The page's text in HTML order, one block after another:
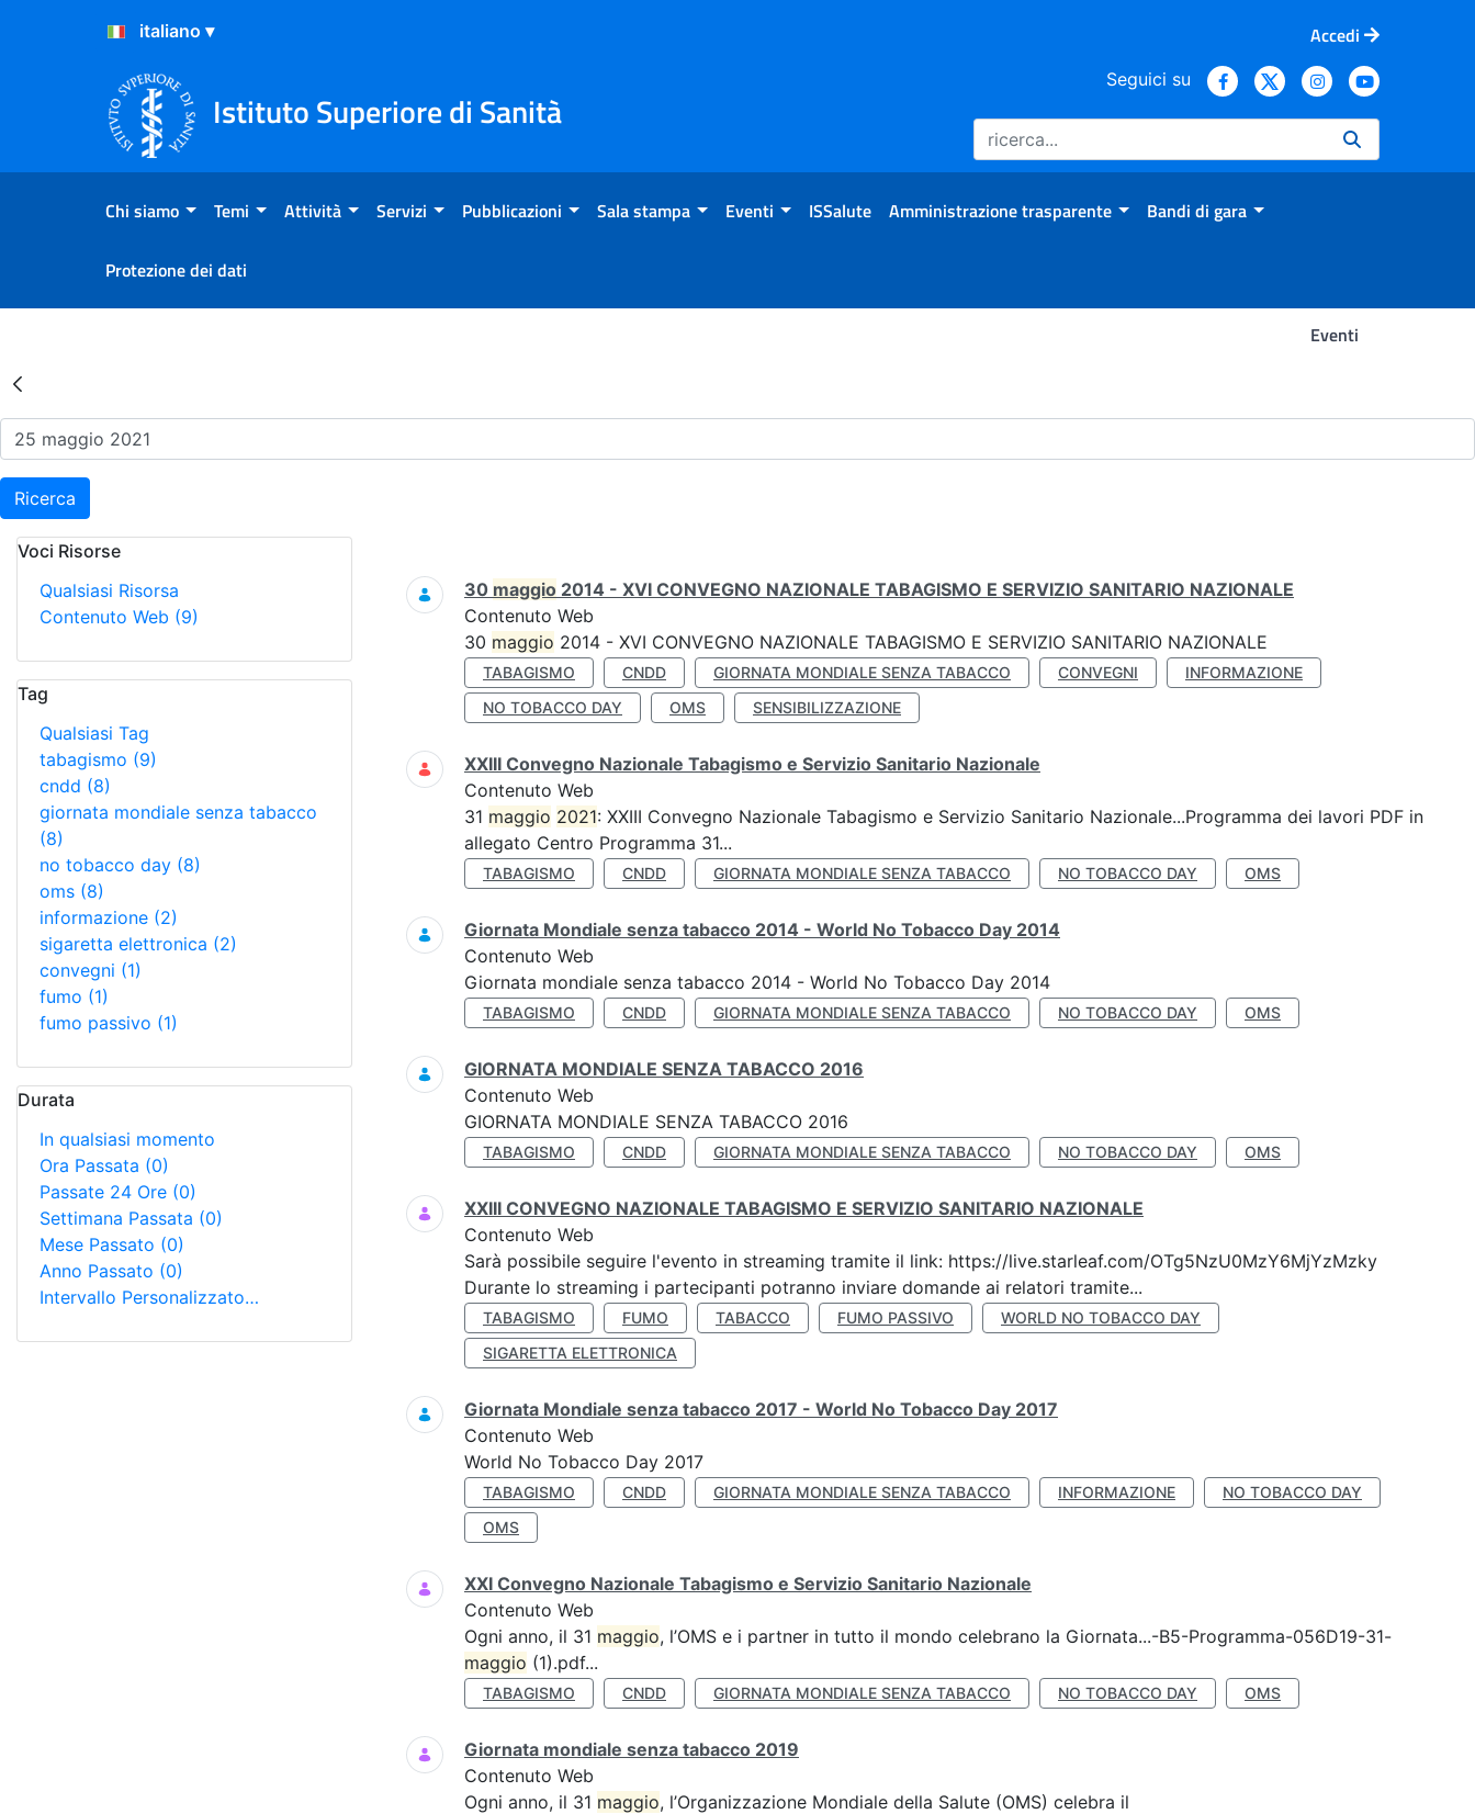
Salta al Contenuto
Salta al Footer
Accedi
Istituto Superiore di Sanità
Seguici su
Chi siamo Temi Attività Servizi Pubblicazioni Sala stampa Eventi ISSalute Amministrazione trasparente Bandi di gara
Protezione dei dati
Eventi
Risultati della Ricerca - Eventi
Ricerca
Voci Risorse
Qualsiasi Risorsa
Contenuto Web (9)
Tag
Qualsiasi Tag
tabagismo (9)
cndd (8)
giornata mondiale senza tabacco
(8)
no tobacco day (8)
oms (8)
informazione (2)
sigaretta elettronica (2)
convegni (1)
fumo (1)
fumo passivo (1)
Durata
In qualsiasi momento
Ora Passata (0)
Passate 24 Ore (0)
Settimana Passata (0)
Mese Passato (0)
Anno Passato (0)
Intervallo Personalizzato…
Ricerca
30 maggio 2014 - XVI CONVEGNO NAZIONALE TABAGISMO E SERVIZIO SANITARIO NAZIONALE
Contenuto Web
30 maggio 2014 - XVI CONVEGNO NAZIONALE TABAGISMO E SERVIZIO SANITARIO NAZIONALE
TABAGISMO CNDD GIORNATA MONDIALE SENZA TABACCO CONVEGNI
INFORMAZIONE
NO TOBACCO DAY
OMS SENSIBILIZZAZIONE
XXIII Convegno Nazionale Tabagismo e Servizio Sanitario Nazionale
Contenuto Web
31 maggio 2021: XXIII Convegno Nazionale Tabagismo e Servizio Sanitario Nazionale...Programma dei lavori PDF in
allegato Centro Programma 31...
TABAGISMO CNDD GIORNATA MONDIALE SENZA TABACCO NO TOBACCO DAY OMS
Giornata Mondiale senza tabacco 2014 - World No Tobacco Day 2014
Contenuto Web
Giornata mondiale senza tabacco 2014 - World No Tobacco Day 2014
TABAGISMO CNDD GIORNATA MONDIALE SENZA TABACCO NO TOBACCO DAY OMS
GIORNATA MONDIALE SENZA TABACCO 2016
Contenuto Web
GIORNATA MONDIALE SENZA TABACCO 2016
TABAGISMO CNDD GIORNATA MONDIALE SENZA TABACCO NO TOBACCO DAY OMS
XXIII CONVEGNO NAZIONALE TABAGISMO E SERVIZIO SANITARIO NAZIONALE
Contenuto Web
Sarà possibile seguire l'evento in streaming tramite il link: https://live.starleaf.com/OTg5NzU0MzY6MjYzMzky
Durante lo streaming i partecipanti potranno inviare domande ai relatori tramite...
TABAGISMO FUMO TABACCO FUMO PASSIVO
WORLD NO TOBACCO DAY
SIGARETTA ELETTRONICA
Giornata Mondiale senza tabacco 2017 - World No Tobacco Day 2017
Contenuto Web
World No Tobacco Day 2017
TABAGISMO CNDD GIORNATA MONDIALE SENZA TABACCO INFORMAZIONE
NO TOBACCO DAY
OMS
XXI Convegno Nazionale Tabagismo e Servizio Sanitario Nazionale
Contenuto Web
Ogni anno, il 31 maggio, l’OMS e i partner in tutto il mondo celebrano la Giornata...-B5-Programma-056D19-31-
maggio (1).pdf...
TABAGISMO CNDD GIORNATA MONDIALE SENZA TABACCO NO TOBACCO DAY OMS
Giornata mondiale senza tabacco 2019
Contenuto Web
Ogni anno, il 31 maggio, l’Organizzazione Mondiale della Salute (OMS) celebra il